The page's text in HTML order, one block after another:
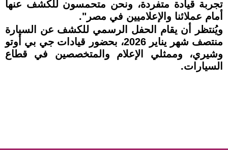
تجربة قيادة متفردة، ونحن متحمسون للكشف عنها
أمام عملائنا والإعلاميين في مصر".
ويُنتظر أن يقام الحفل الرسمي للكشف عن السيارة
منتصف شهر يناير 2026، بحضور قيادات جي بي أوتو
وشيري، وممثلي الإعلام والمتخصصين في قطاع
السيارات.